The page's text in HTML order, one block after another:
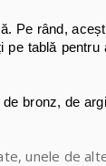
Pe rând,
tablă
bronz, de
unele de